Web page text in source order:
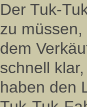
Der Tuk-
zu
dem
schnell
haben den